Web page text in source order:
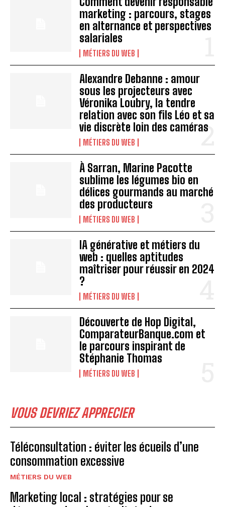
marketing : parcours, stages
en alternance et perspectives
salariales
MÉTIERS DU WEB
Alexandre Debanne : amour
sous les projecteurs avec
Véronika Loubry, la tendre
relation avec son fils Léo et sa
vie discrète loin des caméras
MÉTIERS DU WEB
À Sarran, Marine Pacotte
sublime les légumes bio en
délices gourmands au marché
des producteurs
MÉTIERS DU WEB
IA générative et métiers du
web : quelles aptitudes
maîtriser pour réussir en 2024
?
MÉTIERS DU WEB
Découverte de Hop Digital,
ComparateurBanque.com et
le parcours inspirant de
Stéphanie Thomas
MÉTIERS DU WEB
VOUS DEVRIEZ APPRECIER
Téléconsultation : éviter les écueils d’une
consommation excessive
MÉTIERS DU WEB
Marketing local : stratégies pour se